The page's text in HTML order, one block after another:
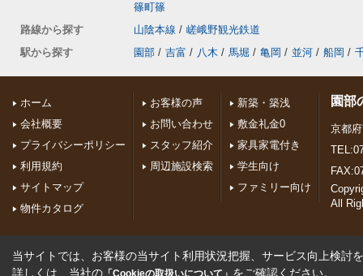
篠町篠
路線から探す
山陰本線 / 嵯峨野観光鉄道
駅から探す
園部 / 吉富 / 八木 / 馬堀 / 亀岡 / 並河 / 船岡 /
ホーム
会社概要
プライバシーポリシー
利用規約
サイトマップ
物件カタログ
お客様の声
お問い合わせ
スタッフ紹介
周辺施設検索
新築・築浅
敷金礼金0
家具家電付き
学生向け
ファミリー向け
園部
京都
All
当サイトでは、お客様の当サイト利用状況把握、サービス向上検討
詳しくは、当社の 「Cookieの取扱いについて」 をご確認ください。